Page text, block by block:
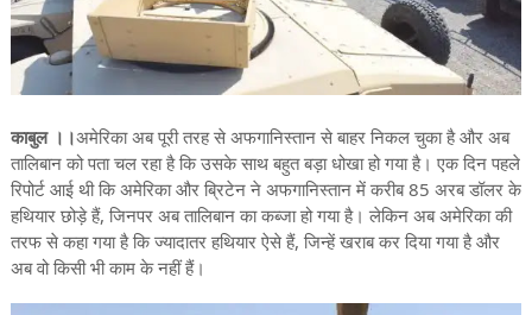
काबुल ।।अमेरिका अब पूरी तरह से अफगानिस्तान से बाहर निकल चुका है और अब
तालिबान को पता चल रहा है कि उसके साथ बहुत बड़ा धोखा हो गया है। एक दिन पहले
रिपोर्ट आई थी कि अमेरिका और ब्रिटेन ने अफगानिस्तान में करीब 85 अरब डॉलर के
हथियार छोड़े हैं, जिनपर अब तालिबान का कब्जा हो गया है। लेकिन अब अमेरिका की
तरफ से कहा गया है कि ज्यादातर हथियार ऐसे हैं, जिन्हें खराब कर दिया गया है और
अब वो किसी भी काम के नहीं हैं।